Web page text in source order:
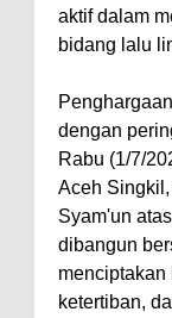
aktif dalam
bidang lalu
dengan
Rabu (1/7/
Aceh
Syam'un
dibangun
menciptakan
ketertiban,